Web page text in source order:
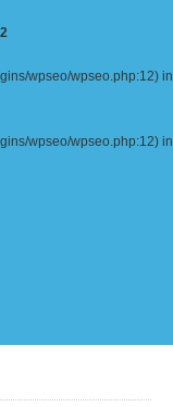
wpseo/wpseo.php:12) in
wpseo/wpseo.php:12) in